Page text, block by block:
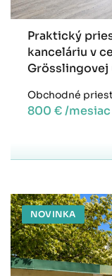
Praktický
kanceláriu v
Grösslingovej
Obchodné
800 € /mesiac
NOVINKA